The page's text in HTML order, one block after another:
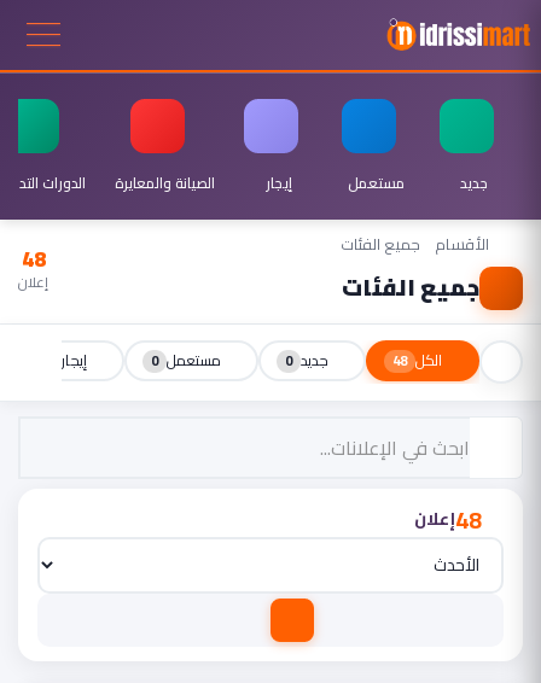
جديد مستعمل إيجار الصيانة والمعايرة الدورات
الأقسام جميع الفئات
جميع الفئات
48
إعلان
الكل 48 جديد 0 مستعمل 0 إيجار
48إعلان